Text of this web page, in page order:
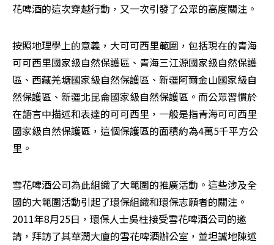
花啤酒的這次穿越行動，又一次引發了公眾的高度關注。
按照地理學上的意義，大可可西里範圍，包括現在的青海
可可西里國家級自然保護區、青海三江源國家級自然保護
區、西藏羌塘國家級自然保護區、新疆阿爾金山國家級自
然保護區、新疆北昆侖國家級自然保護區。而公眾習慣於
在語言中描述和表達的可可西里，一般是指青海可可西里
國家級自然保護區，這個保護區的面積約為4萬5千平方公
里。
雪花啤酒公司為此組織了大範圍的推廣活動。這些涉及全
國的大範圍活動引起了環保組織和環保志願者的關注。
2011年8月25日，環保人士吳柱接受雪花啤酒公司的邀
請，拜訪了其華潤大廈的雪花啤酒辦公室，並坦誠地陳述